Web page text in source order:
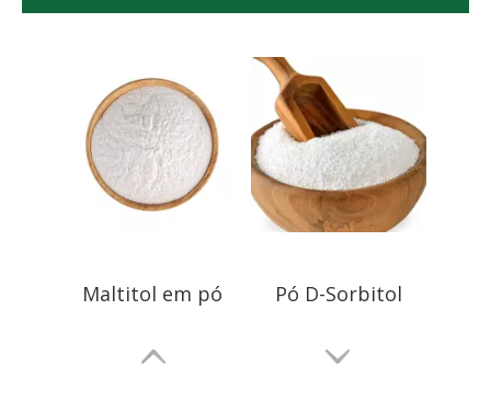
Maltitol em pó Pó D-Sorbitol